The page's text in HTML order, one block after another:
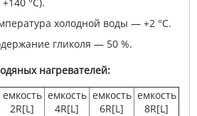
холодной воды — +2 °С.
гликоля — 50 %.
нагревателей:
емкость
2R[L]
емкость
4R[L]
емкость
6R[L]
емкость
8R[L]